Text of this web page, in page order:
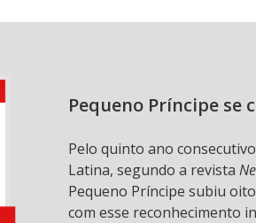
Pequeno Príncipe
Pelo quinto ano
Latina, segundo a revista
Pequeno Príncipe subiu
com esse reconhecimento